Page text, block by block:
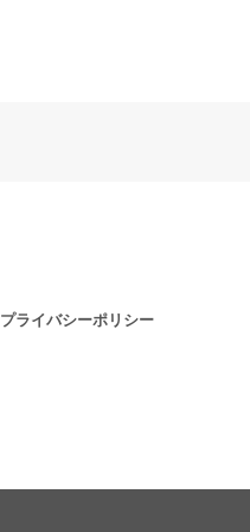
プライバシーポリシー